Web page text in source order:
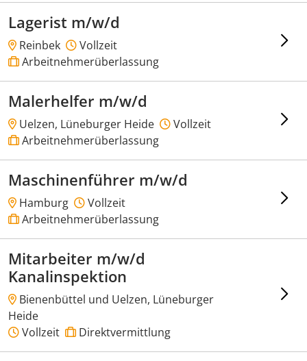
Lagerist m/w/d
Reinbek
Vollzeit
Arbeitnehmerüberlassung
Malerhelfer m/w/d
Uelzen, Lüneburger Heide
Vollzeit
Arbeitnehmerüberlassung
Maschinenführer m/w/d
Hamburg
Vollzeit
Arbeitnehmerüberlassung
Mitarbeiter m/w/d
Kanalinspektion
Bienenbüttel und Uelzen, Lüneburger
Heide
Vollzeit
Direktvermittlung